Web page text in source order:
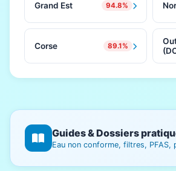
Grand Est 94.8%
Corse 89.1%
Guides & Dossiers
Eau non conforme, filtres,